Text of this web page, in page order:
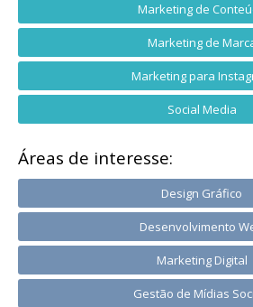
Marketing de
Marketing de
Marketing para
Social Media
Áreas de interesse:
Design Gráfico
Desenvolvimento
Marketing Digital
Gestão de Mídias